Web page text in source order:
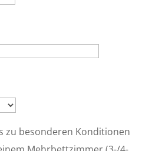
zu besonderen Konditionen